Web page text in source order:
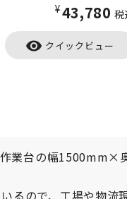
¥43,780 税
visibility クイックビュー
業台の幅1500mm×
るので、工場や物流